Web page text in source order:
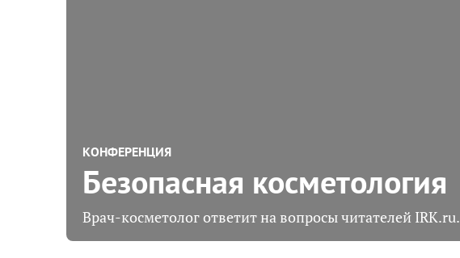
КОНФЕРЕНЦИЯ
Безопасная косметология
Врач-косметолог ответит на вопросы читателей IRK.ru.